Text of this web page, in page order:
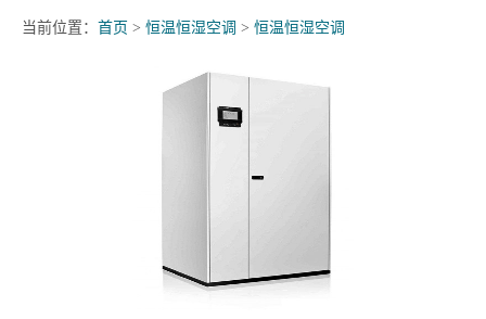
当前位置： 首页 > 恒温恒湿空调 > 恒温恒湿空调